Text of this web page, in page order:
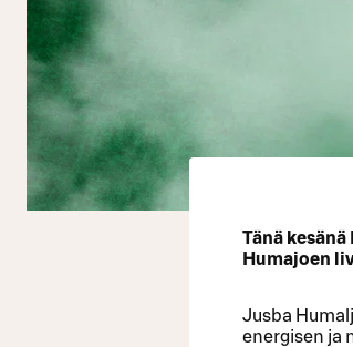
Tänä
Humajoen
Jusba
energisen ja